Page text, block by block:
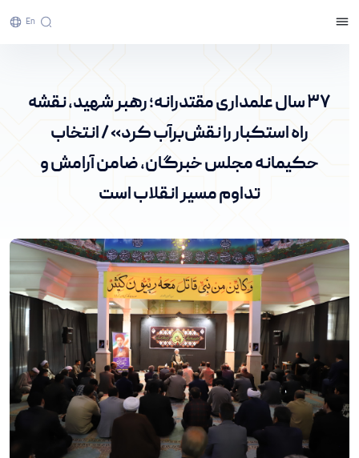
En
استکبار را نقش‌برآب کرد» / انتخاب حکیمانه مجلس
خبرگان، ضامن آرامش و تداوم مسیر انقلاب است -
پرتال خبری دانشگاه اراک
37 سال علمداری مقتدرانه؛ رهبر شهید، نقشه
راه استکبار را نقش‌برآب کرد» / انتخاب
حکیمانه مجلس خبرگان، ضامن آرامش و
تداوم مسیر انقلاب است